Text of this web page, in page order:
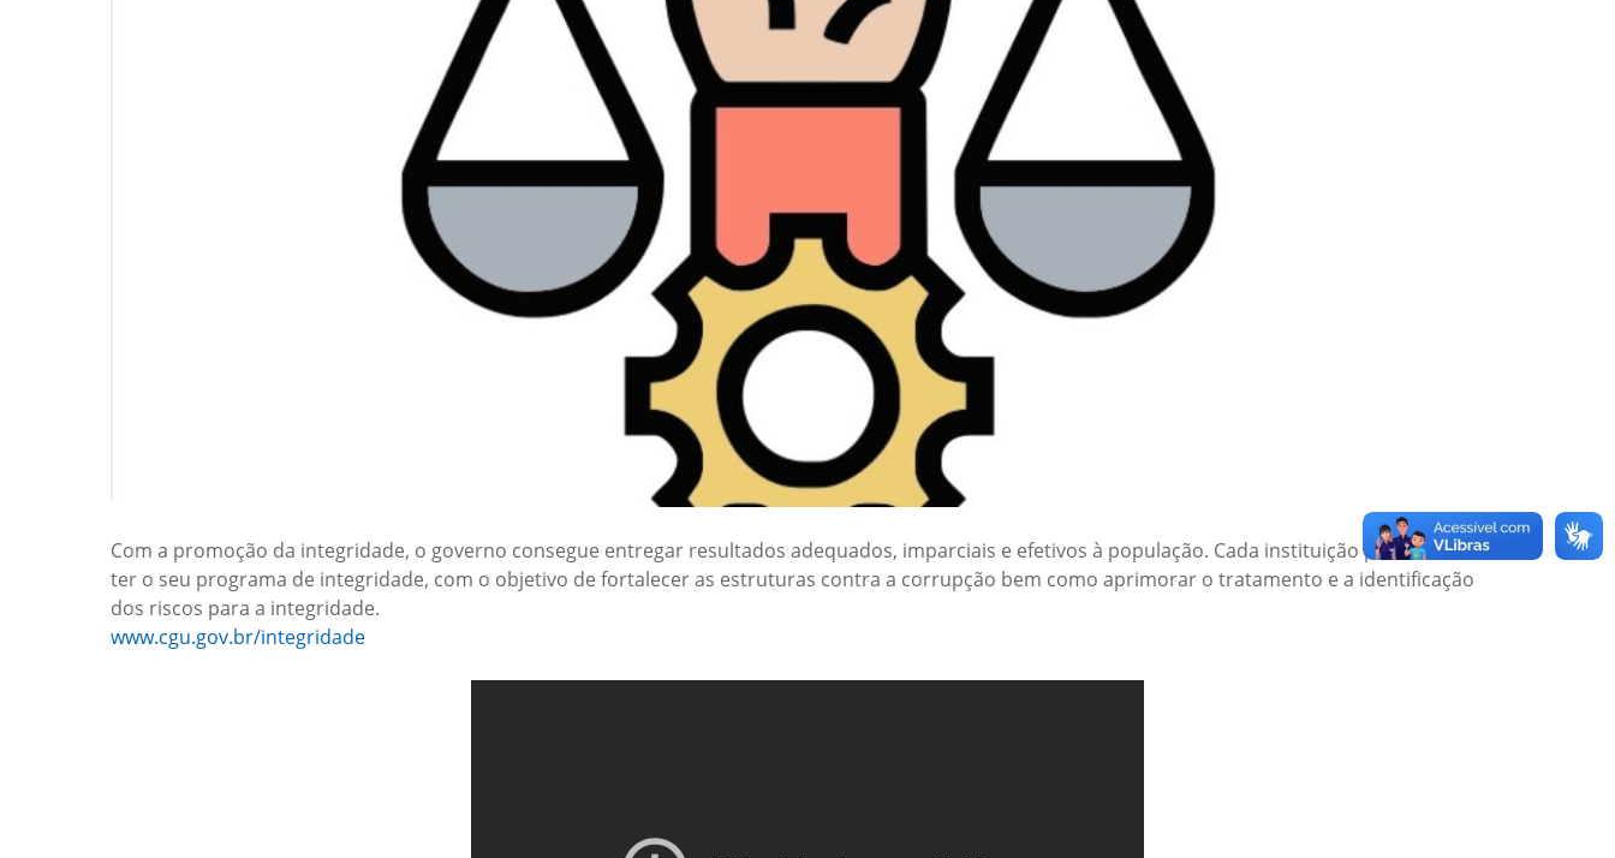
Com a promoção da integridade, o governo consegue entregar resultados adequados, imparciais e efetivos à população. Cada instituição pública deve
ter o seu programa de integridade, com o objetivo de fortalecer as estruturas contra a corrupção bem como aprimorar o tratamento e a identificação
dos riscos para a integridade.
www.cgu.gov.br/integridade